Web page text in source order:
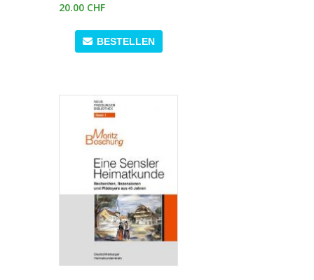
20.00 CHF
BESTELLEN